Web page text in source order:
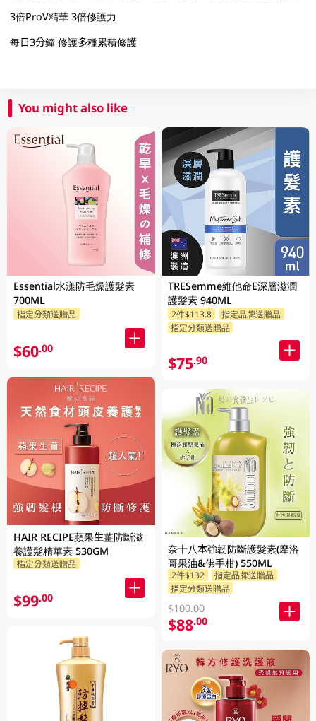
3倍ProV精華 3倍修護力
每日3分鐘 修護多種累積修護
You might also like
Essential水漾防毛燥護髮素
700ML
指定分類送贈品
$60.00
HAIR RECIPE蘋果生薑防斷滋
養護髮精華素 530GM
指定分類送贈品
$99.00
TRESemme維他命E深層滋潤
護髮素 940ML
2件$113.8
指定品牌送贈品
指定分類送贈品
$75.90
奈十八本強韌防斷護髮素(犘洛
哥果油&佛手柑) 550ML
2件$132
指定品牌送贈品
指定分類送贈品
$100.00
$88.00